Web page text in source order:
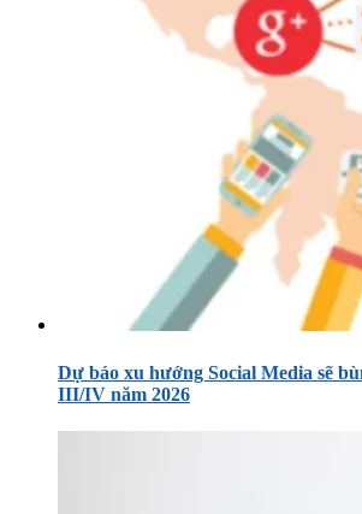
Dự báo xu hướng Social Media sẽ
III/IV năm 2026